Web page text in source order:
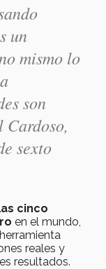
un
mismo lo
son
sexto
cinco
en el mundo,
reales y
resultados.